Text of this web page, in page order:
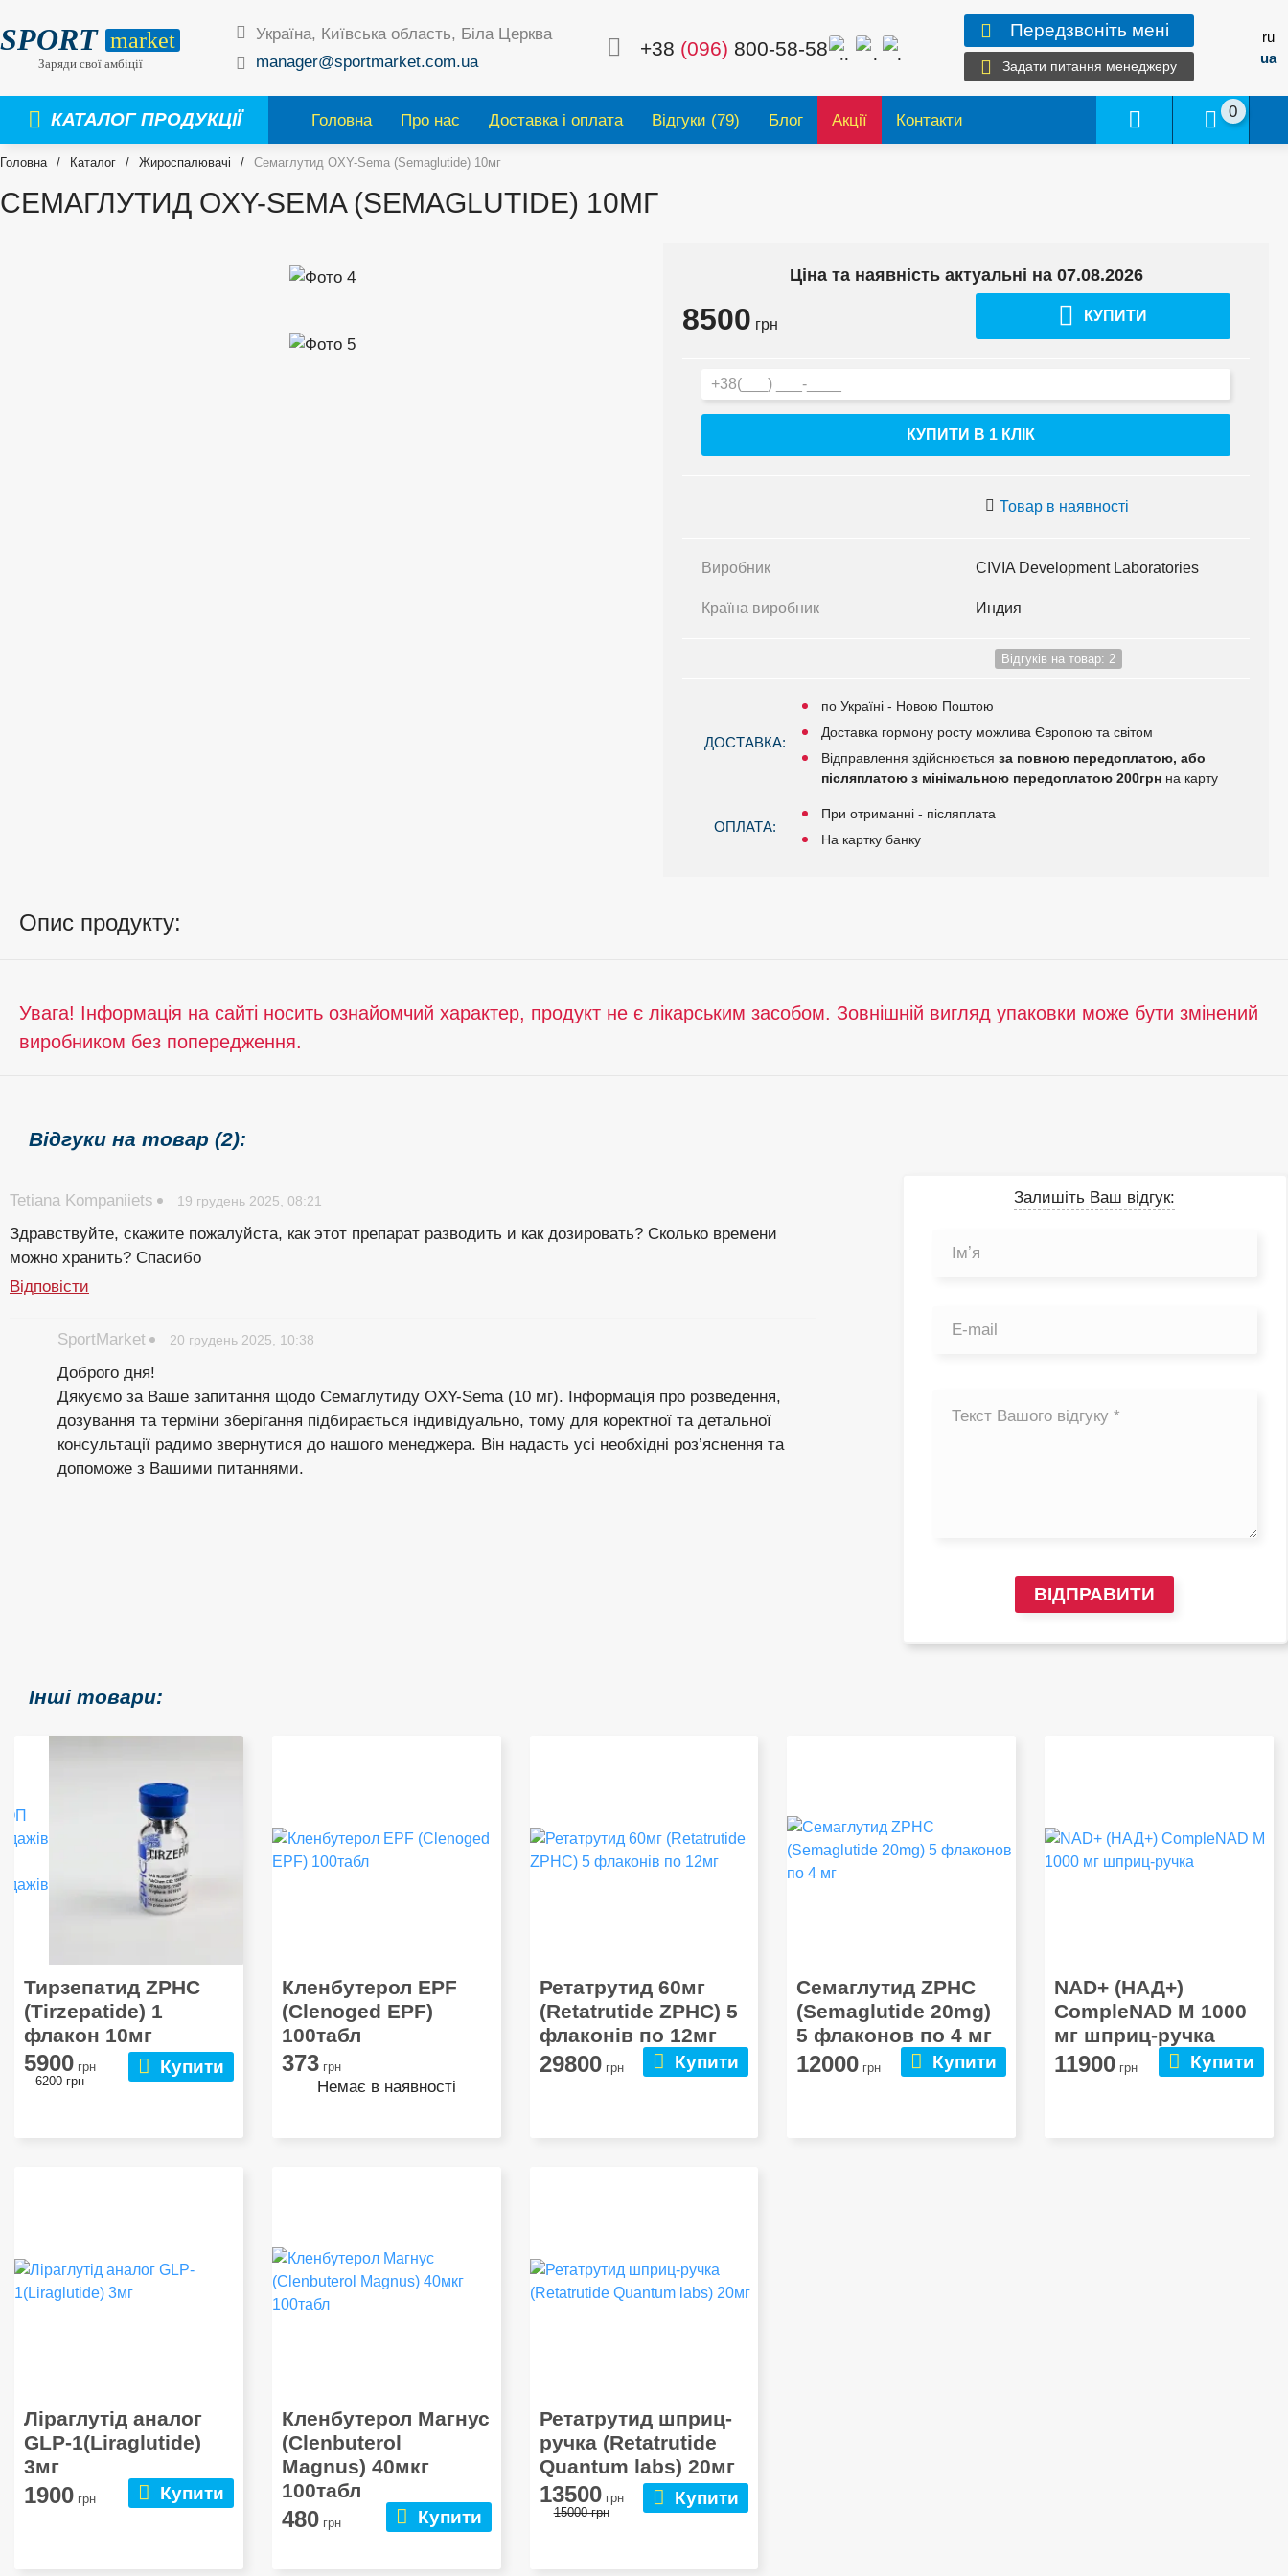
SPORT market
Заряди свої амбіції
Україна, Київська область, Біла Церква
manager@sportmarket.com.ua
+38 (096) 800-58-58
Передзвоніть мені
Задати питання менеджеру
ru
ua
КАТАЛОГ ПРОДУКЦІЇ Головна Про нас Доставка і оплата Відгуки (79) Блог Акції Контакти 0
Головна / Каталог / Жироспалювачі / Семаглутид OXY-Sema (Semaglutide) 10мг
СЕМАГЛУТИД OXY-SEMA (SEMAGLUTIDE) 10МГ
Ціна та наявність актуальні на 07.08.2026
8500 грн КУПИТИ
КУПИТИ В 1 КЛIК
Товар в наявності
Виробник CIVIA Development Laboratories
Країна виробник Индия
Відгуків на товар: 2
ДОСТАВКА:
по Україні - Новою Поштою
Доставка гормону росту можлива Європою та світом
Відправлення здійснюється за повною передоплатою, або
післяплатою з мінімальною передоплатою 200грн на карту
ОПЛАТА:
При отриманні - післяплата
На картку банку
Опис продукту:
Увага! Інформація на сайті носить ознайомчий характер, продукт не є лікарським засобом. Зовнішній вигляд упаковки може бути змінений
виробником без попередження.
Відгуки на товар (2):
Tetiana Kompaniiets 19 грудень 2025, 08:21
Здравствуйте, скажите пожалуйста, как этот препарат разводить и как дозировать? Сколько времени
можно хранить? Спасибо
Відповісти
SportMarket 20 грудень 2025, 10:38
Доброго дня!
Дякуємо за Ваше запитання щодо Семаглутиду OXY-Sema (10 мг). Інформація про розведення,
дозування та терміни зберігання підбирається індивідуально, тому для коректної та детальної
консультації радимо звернутися до нашого менеджера. Він надасть усі необхідні роз’яснення та
допоможе з Вашими питаннями.
Залишіть Ваш відгук:
ВІДПРАВИТИ
Інші товари:
Тирзепатид ZPHC
(Tirzepatide) 1
флакон 10мг
5900 грн
6200 грн
Купити
Кленбутерол EPF
(Clenoged EPF)
100табл
373грн
Немає в наявності
Ретатрутид 60мг
(Retatrutide ZPHC) 5
флаконів по 12мг
29800грн Купити
Семаглутид ZPHC
(Semaglutide 20mg)
5 флаконов по 4 мг
12000 грн Купити
NAD+ (НАД+)
CompleNAD M 1000
мг шприц-ручка
11900 грн Купити
Ліраглутід аналог
GLP-1(Liraglutide)
3мг
1900 грн Купити
Кленбутерол Магнус
(Clenbuterol
Magnus) 40мкг
100табл
480грн Купити
Ретатрутид шприц-
ручка (Retatrutide
Quantum labs) 20мг
13500грн
15000 грн
Купити